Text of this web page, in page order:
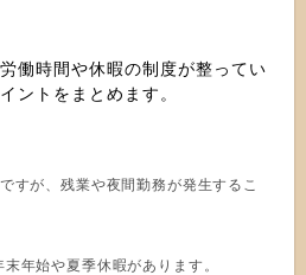
働時間や休暇の制度が整ってい
ントをまとめます。
すが、残業や夜間勤務が発生するこ
年始や夏季休暇があります。